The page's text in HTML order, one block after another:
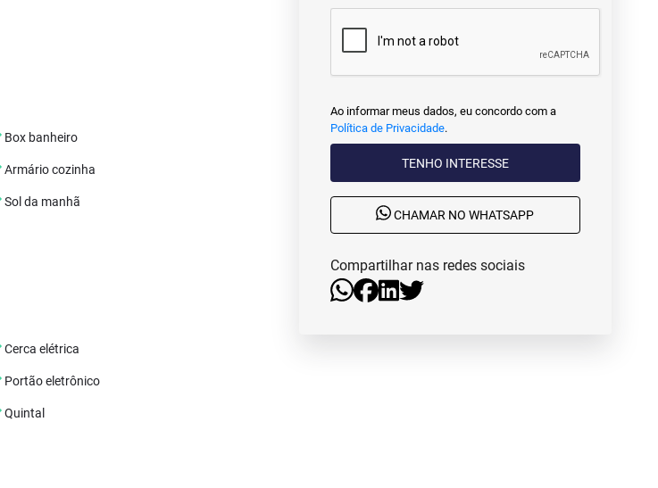
Box banheiro
Armário cozinha
Sol da manhã
Cerca elétrica
Portão eletrônico
Quintal
Ao informar meus dados, eu concordo com a
Política de Privacidade.
TENHO INTERESSE
CHAMAR NO WHATSAPP
Compartilhar nas redes sociais